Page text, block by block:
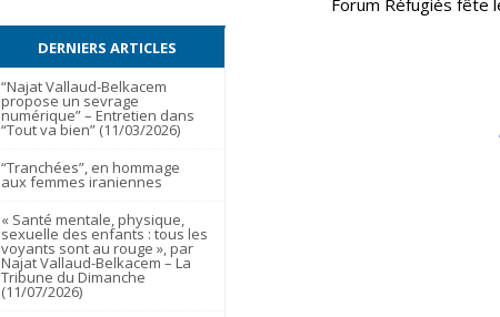
Forum Réfugiés fête
DERNIERS ARTICLES
“Najat Vallaud-Belkacem
propose un sevrage
numérique” – Entretien dans
“Tout va bien” (11/03/2026)
“Tranchées”, en hommage
aux femmes iraniennes
« Santé mentale, physique,
sexuelle des enfants : tous les
voyants sont au rouge », par
Najat Vallaud-Belkacem – La
Tribune du Dimanche
(11/07/2026)